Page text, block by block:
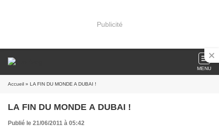
Publicité
MENU
Accueil » LA FIN DU MONDE A DUBAI !
LA FIN DU MONDE A DUBAI !
Publié le 21/06/2011 à 05:42